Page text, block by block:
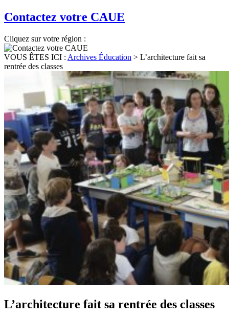
Contactez votre CAUE
Cliquez sur votre région :
VOUS ÊTES ICI : Archives Éducation > L’architecture fait sa
rentrée des classes
L’architecture fait sa rentrée des classes